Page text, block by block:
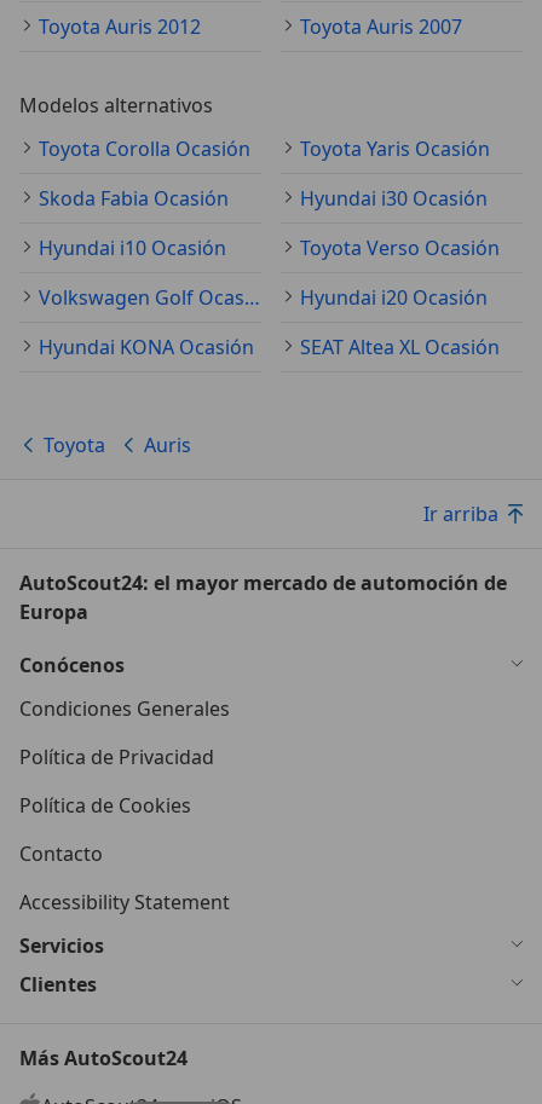
Toyota Auris 2012
Toyota Auris 2007
Modelos alternativos
Toyota Corolla Ocasión
Toyota Yaris Ocasión
Skoda Fabia Ocasión
Hyundai i30 Ocasión
Hyundai i10 Ocasión
Toyota Verso Ocasión
Volkswagen Golf Ocasión
Hyundai i20 Ocasión
Hyundai KONA Ocasión
SEAT Altea XL Ocasión
Toyota Auris
Ir arriba
AutoScout24: el mayor mercado de automoción de
Europa
Conócenos
Condiciones Generales
Política de Privacidad
Política de Cookies
Contacto
Accessibility Statement
Servicios
Clientes
Más AutoScout24